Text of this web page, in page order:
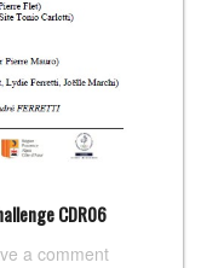
CDR06
a comment